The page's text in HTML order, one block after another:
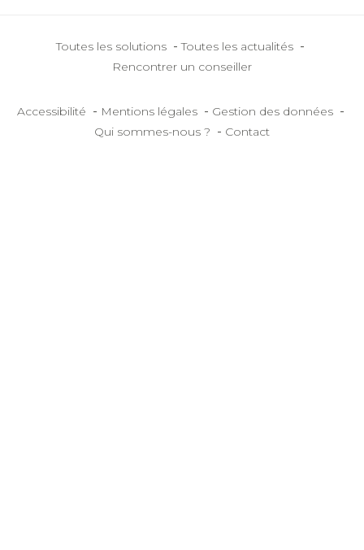
Toutes les solutions -Toutes les actualités -
Rencontrer un conseiller
Accessibilité - Mentions légales - Gestion des données -
Qui sommes-nous ? - Contact